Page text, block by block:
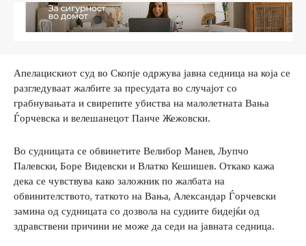
Апелацискиот суд во Скопје одржува јавна седница на која се
разгледуваат жалбите за пресудата во случајот со
грабнувањата и свирепите убиства на малолетната Вања
Ѓорчевска и велешанецот Панче Жежовски.
Во судницата се обвинетите Велибор Манев, Љупчо
Палевски, Боре Видевски и Влатко Кешишев. Откако кажа
дека се чувствува како заложник по жалбата на
обвинителството, таткото на Вања, Александар Ѓорчевски
замина од судницата со дозвола на судиите бидејќи од
здравствени причини не може да седи на јавната седница.